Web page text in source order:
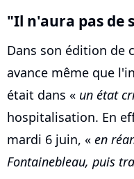
"Il n'aura pas de
Dans son édition de
avance même que
était dans « un état
hospitalisation. En
mardi 6 juin, « en
Fontainebleau, puis